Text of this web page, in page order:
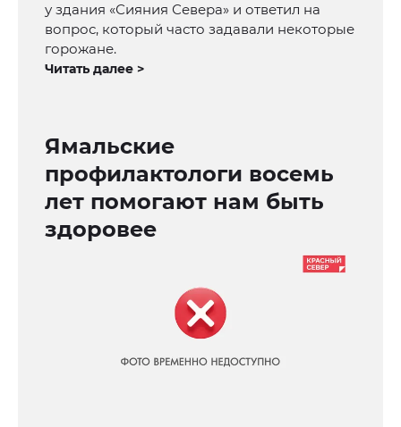
у здания «Сияния Севера» и ответил на
вопрос, который часто задавали некоторые
горожане.
Читать далее >
Ямальские
профилактологи восемь
лет помогают нам быть
здоровее